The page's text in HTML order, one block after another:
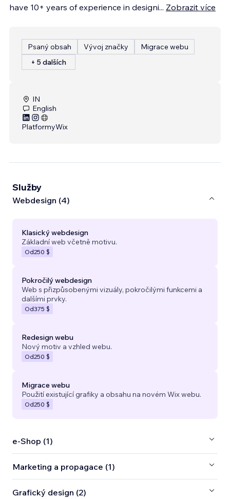
have 10+ years of experience in designi... Zobrazit více
Psaný obsah Vývoj značky
Migrace webu
+ 5 dalších
IN
English
PlatformyWix
Služby
Webdesign (4)
Klasický webdesign
Základní web včetně motivu.
Od250 $
Pokročilý webdesign
Web s přizpůsobenými vizuály, pokročilými funkcemi a
dalšími prvky.
Od375 $
Redesign webu
Nový motiv a vzhled webu.
Od250 $
Migrace webu
Použití existující grafiky a obsahu na novém Wix webu.
Od250 $
e‑Shop (1)
Marketing a propagace (1)
Grafický design (2)